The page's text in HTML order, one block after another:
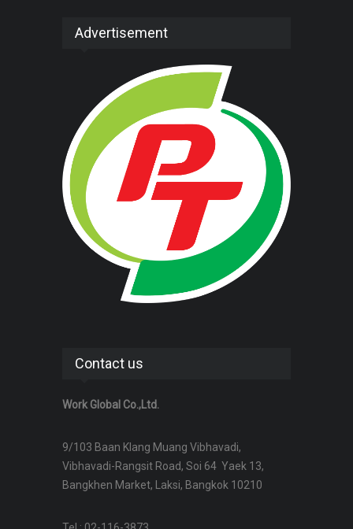
Advertisement
Contact us
Work Global Co.,Ltd.
9/103 Baan Klang Muang Vibhavadi,
Vibhavadi-Rangsit Road, Soi 64 Yaek 13,
Bangkhen Market, Laksi, Bangkok 10210